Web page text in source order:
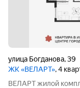
улица Богданова,39
ЖК «ВЕЛАРТ», 4
ВЕЛАРТ жилой